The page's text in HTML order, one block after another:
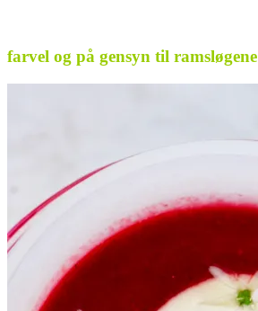
farvel og på gensyn til ramsløgene